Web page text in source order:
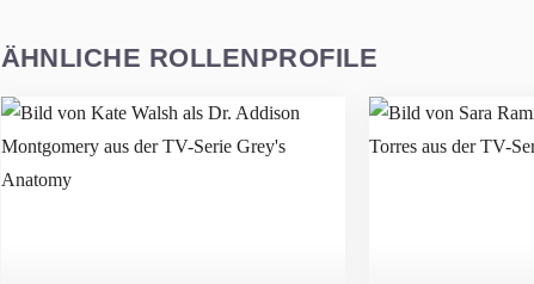
ÄHNLICHE ROLLENPROFILE